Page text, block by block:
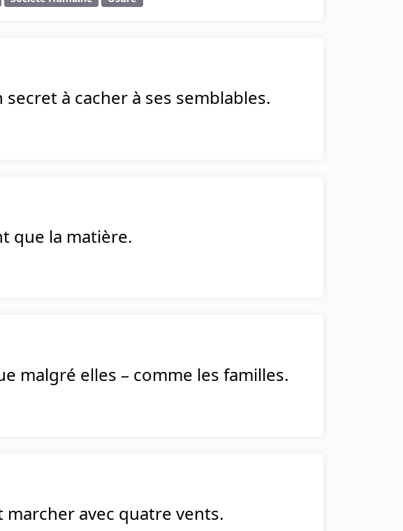
à cacher à ses semblables.
que la matière.
malgré elles – comme les familles.
avec quatre vents.